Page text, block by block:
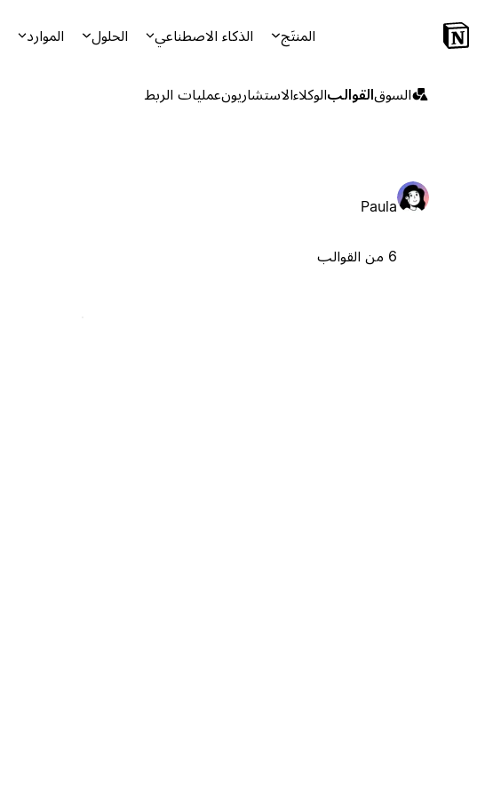
المنتَج الذكاء الاصطناعي الحلول الموارد
السوقالقوالبالوكلاءالاستشاريونعمليات الربط
Paula
6 من القوالب